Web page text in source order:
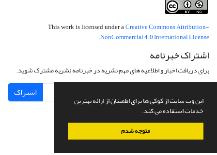
این وب سایت از کوکی ها برای اطمینان از ارائه بهترین
خدمات استفاده می کند.
متوجه شدم
This work is licensed under a Creative Commons Attribution-
NonCommercial 4.0 International License
اشتراک خبرنامه
برای دریافت اخبار و اطلاعیه های مهم نشریه در خبرنامه نشریه مشترک شوید.
اشتراک
سامانه مدیریت نشریات علمی.طراحی و پیاده سازی ازسیناوب